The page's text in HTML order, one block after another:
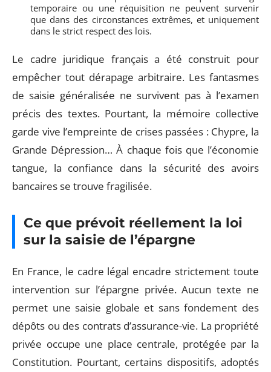
temporaire ou une réquisition ne peuvent survenir
que dans des circonstances extrêmes, et uniquement
dans le strict respect des lois.
Le cadre juridique français a été construit pour
empêcher tout dérapage arbitraire. Les fantasmes
de saisie généralisée ne survivent pas à l’examen
précis des textes. Pourtant, la mémoire collective
garde vive l’empreinte de crises passées : Chypre, la
Grande Dépression… À chaque fois que l’économie
tangue, la confiance dans la sécurité des avoirs
bancaires se trouve fragilisée.
Ce que prévoit réellement la loi
sur la saisie de l’épargne
En France, le cadre légal encadre strictement toute
intervention sur l’épargne privée. Aucun texte ne
permet une saisie globale et sans fondement des
dépôts ou des contrats d’assurance-vie. La propriété
privée occupe une place centrale, protégée par la
Constitution. Pourtant, certains dispositifs, adoptés